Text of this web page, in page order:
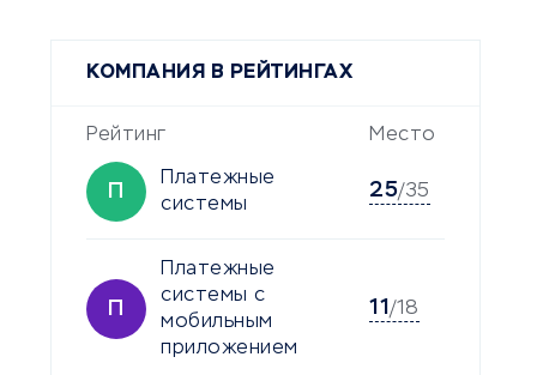
КОМПАНИЯ В РЕЙТИНГАХ
Рейтинг Место
Платежные
системы
25/35
Платежные
системы с
мобильным
приложением
11/18